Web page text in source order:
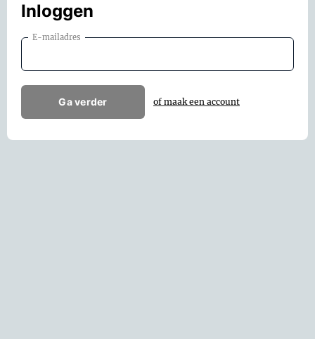
Inloggen
E-mailadres
Ga verder of maak een account